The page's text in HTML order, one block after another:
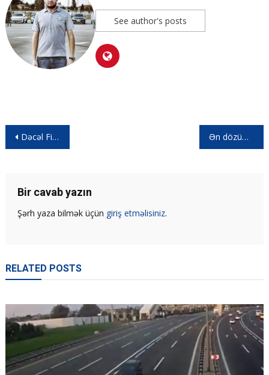
See author's posts
Dəcəl Fiat | Abarth 595 Ən dözümlü krossoverlər | Toyota sonuncu oldu
Bir cavab yazın
Şərh yaza bilmək üçün giriş etməlisiniz.
RELATED POSTS